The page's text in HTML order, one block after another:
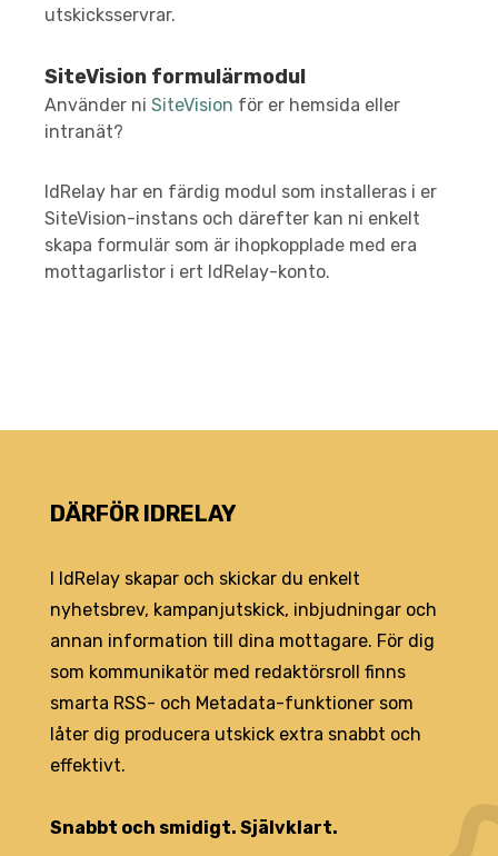
utskicksservrar.
SiteVision formulärmodul
Använder ni SiteVision för er hemsida eller
intranät?
IdRelay har en färdig modul som installeras i er
SiteVision-instans och därefter kan ni enkelt
skapa formulär som är ihopkopplade med era
mottagarlistor i ert IdRelay-konto.
DÄRFÖR IDRELAY
I IdRelay skapar och skickar du enkelt
nyhetsbrev, kampanjutskick, inbjudningar och
annan information till dina mottagare. För dig
som kommunikatör med redaktörsroll finns
smarta RSS- och Metadata-funktioner som
låter dig producera utskick extra snabbt och
effektivt.
Snabbt och smidigt. Självklart.